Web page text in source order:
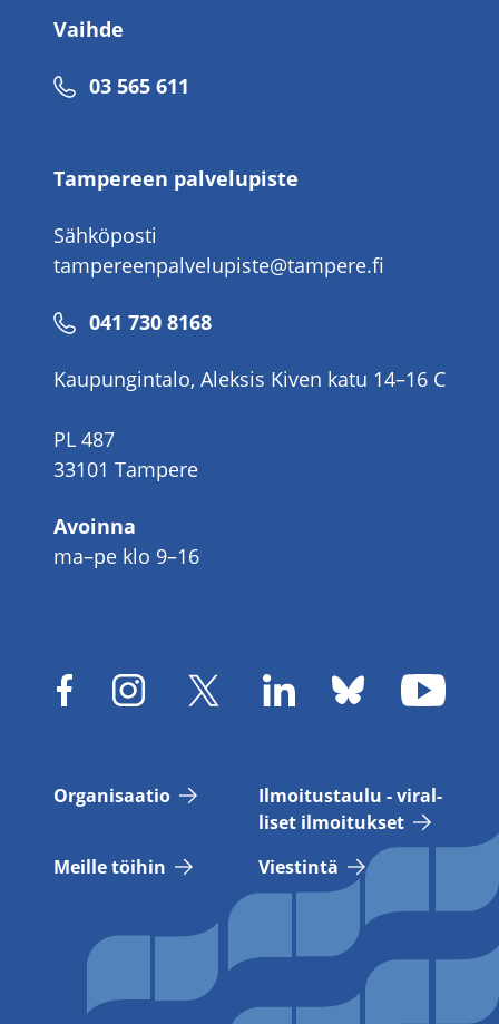
Vaihde
Puhelinnumero
03 565 611
Tampereen palvelupiste
Sähköposti
tampereenpalvelupiste@tampere.fi
Puhelinnumero
041 730 8168
Kaupungintalo, Aleksis Kiven katu 14–16 C
PL 487
33101 Tampere
Avoinna
ma–pe klo 9–16
Or­ga­ni­saa­tio
Il­moi­tus­tau­lu - vi­ral­
li­set il­moi­tuk­set
Meil­le töi­hin
Vies­tin­tä